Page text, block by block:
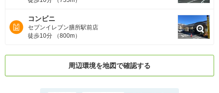
コンビニ
セブンイレブン膳所駅前店
徒歩10分 （800m）
周辺環境を地図で確認する